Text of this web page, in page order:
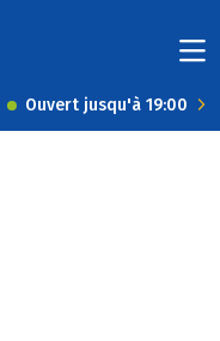
Ouvert jusqu'à 19:00